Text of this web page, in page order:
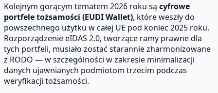
Kolejnym gorącym tematem 2026 roku są cyfrowe
portfele tożsamości (EUDI Wallet), które weszły do
powszechnego użytku w całej UE pod koniec 2025 roku.
Rozporządzenie eIDAS 2.0, tworzące ramy prawne dla
tych portfeli, musiało zostać starannie zharmonizowane
z RODO — w szczególności w zakresie minimalizacji
danych ujawnianych podmiotom trzecim podczas
weryfikacji tożsamości.